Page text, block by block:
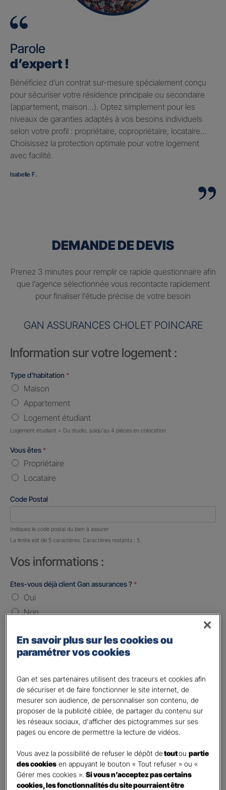
Parole
d’expert !
Bénéficiez d’un contrat sur-mesure spécialement conçu
pour sécuriser votre résidence principale ou secondaire
(appartement, maison…). Optez simplement pour les
niveaux de garanties adaptés à vos besoins individuels
selon votre profil : propriétaire, copropriétaire, locataire…
Choisissez la protection optimale pour votre logement
avec facilité.
Isabelle F.
DEMANDE DE DEVIS
Prenez 3 minutes pour remplir ce rapide questionnaire afin
que l’agence sélectionnée vous recontacte rapidement
pour finaliser l’étude précise de votre besoin
GAN ASSURANCES CHOLET POINCARE
Information sur votre logement :
Type d'habitation *
Maison
Appartement
Logement étudiant
Logement étudiant = Du studio, jusqu'au 4 pièces en colocation
Vous êtes *
Propriétaire
Locataire
Code Postal
Nombre de caractères restants :
Indiquez le code postal du bien à assurer
La limite est de 5 caractères. Caractères restants : 5.
Vos informations :
Etes-vous déjà client Gan assurances ? *
Oui
Non
Madame
Contact*
First Last
Téléphone*
United
States
+1
E-mail*
En savoir plus sur les cookies ou
paramétrer vos cookies
Gan et ses partenaires utilisent des traceurs et cookies afin
de sécuriser et de faire fonctionner le site internet, de
mesurer son audience, de personnaliser son contenu, de
proposer de la publicité ciblée, de partager du contenu sur
les réseaux sociaux, d'afficher des pictogrammes sur ses
pages ou encore de permettre la lecture de vidéos.
Vous avez la possibilité de refuser le dépôt detoutoupartie
des cookies en appuyant le bouton « Tout refuser » ou «
Gérer mes cookies ».Si vous n’acceptez pas certains
cookies, les fonctionnalités du site pourraient être